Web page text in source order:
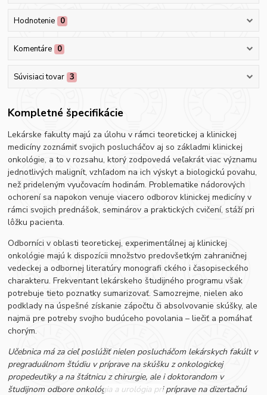
Hodnotenie 0
Komentáre 0
Súvisiaci tovar 3
Kompletné špecifikácie
Lekárske fakulty majú za úlohu v rámci teoretickej a klinickej
medicíny zoznámiť svojich poslucháčov aj so základmi klinickej
onkológie, a to v rozsahu, ktorý zodpovedá veľakrát viac významu
jednotlivých malignít, vzhľadom na ich výskyt a biologickú povahu,
než prideleným vyučovacím hodinám. Problematike nádorových
ochorení sa napokon venuje viacero odborov klinickej medicíny v
rámci svojich prednášok, seminárov a praktických cvičení, stáží pri
lôžku pacienta.
Odborníci v oblasti teoretickej, experimentálnej aj klinickej
onkológie majú k dispozícii množstvo predovšetkým zahraničnej
vedeckej a odbornej literatúry monografi ckého i časopiseckého
charakteru. Frekventant lekárskeho študijného programu však
potrebuje tieto poznatky sumarizovať. Samozrejme, nielen ako
podklady na úspešné získanie zápočtu či absolvovanie skúšky, ale
najmä pre potreby svojho budúceho povolania – liečiť a pomáhať
chorým.
Učebnica má za cieľ poslúžiť nielen poslucháčom lekárskych fakúlt v
pregraduálnom štúdiu v príprave na skúšku z onkologickej
propedeutiky a na štátnicu z chirurgie, ale i doktorandom v
študijnom odbore onkológia a urológia pri príprave na dizertačnú